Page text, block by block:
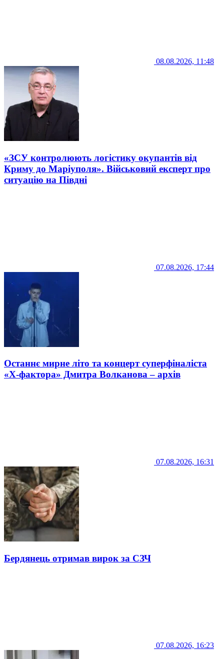
08.08.2026, 11:48
«ЗСУ контролюють логістику окупантів від
Криму до Маріуполя». Військовий експерт про
ситуацію на Півдні
07.08.2026, 17:44
Останнє мирне літо та концерт суперфіналіста
«Х-фактора» Дмитра Волканова – архів
07.08.2026, 16:31
Бердянець отримав вирок за СЗЧ
07.08.2026, 16:23